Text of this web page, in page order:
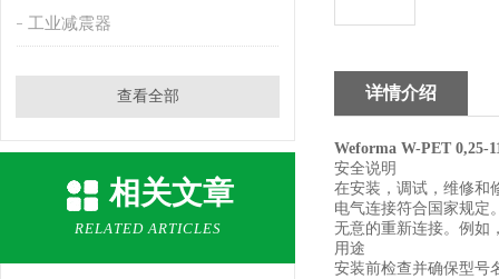
工业减震器
查看全部
相关文章
RELATED ARTICLES
详情介绍
Weforma W-PET 0,25-
安全说明
在安装，调试，维修和
电气连接符合国家规定
无意的重新连接。例如
用途
安装前检查并确保型号